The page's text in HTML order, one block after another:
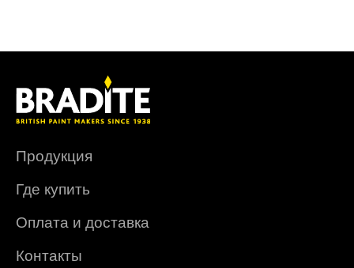
Продукция
Где купить
Оплата и доставка
Контакты